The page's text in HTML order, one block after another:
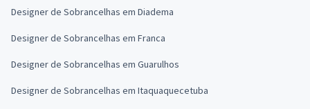
Designer de Sobrancelhas em Diadema
Designer de Sobrancelhas em Franca
Designer de Sobrancelhas em Guarulhos
Designer de Sobrancelhas em Itaquaquecetuba